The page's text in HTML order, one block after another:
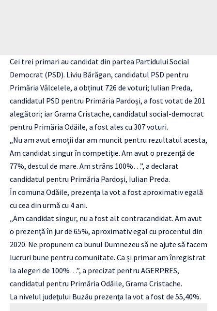
Cei trei primari au candidat din partea Partidului Social
Democrat (PSD). Liviu Bărăgan, candidatul PSD pentru
Primăria Vâlcelele, a obținut 726 de voturi; Iulian Preda,
candidatul PSD pentru Primăria Pardoși, a fost votat de 201
alegători; iar Grama Cristache, candidatul social-democrat
pentru Primăria Odăile, a fost ales cu 307 voturi.
„Nu am avut emoţii dar am muncit pentru rezultatul acesta,
Am candidat singur în competiţie. Am avut o prezenţă de
77%, destul de mare. Am strâns 100%…”, a declarat
candidatul pentru Primăria Pardoşi, Iulian Preda.
În comuna Odăile, prezenţa la vot a fost aproximativ egală
cu cea din urmă cu 4 ani.
„Am candidat singur, nu a fost alt contracandidat. Am avut
o prezenţă în jur de 65%, aproximativ egal cu procentul din
2020. Ne propunem ca bunul Dumnezeu să ne ajute să facem
lucruri bune pentru comunitate. Ca şi primar am înregistrat
la alegeri de 100%…”, a precizat pentru AGERPRES,
candidatul pentru Primăria Odăile, Grama Cristache.
La nivelul judeţului Buzău prezenţa la vot a fost de 55,40%.